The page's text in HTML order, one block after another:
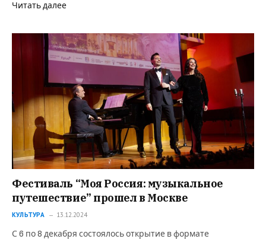
Читать далее
Фестиваль “Моя Россия: музыкальное
путешествие” прошел в Москве
КУЛЬТУРА 13.12.2024
С 6 по 8 декабря состоялось открытие в формате